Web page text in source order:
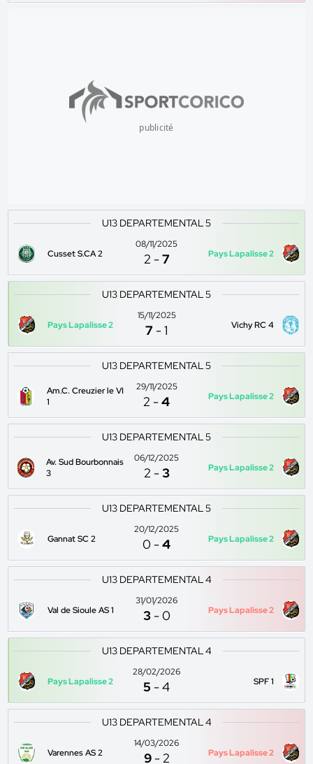
publicité
U13 DEPARTEMENTAL 5
Cusset S.CA 2
08/11/2025
2 -7 Pays Lapalisse 2
U13 DEPARTEMENTAL 5
Pays Lapalisse 2
15/11/2025
7 -1 Vichy RC 4
U13 DEPARTEMENTAL 5
Am.C. Creuzier le VI
1
29/11/2025
2 -4 Pays Lapalisse 2
U13 DEPARTEMENTAL 5
Av. Sud Bourbonnais
3
06/12/2025
2 -3 Pays Lapalisse 2
U13 DEPARTEMENTAL 5
Gannat SC 2
20/12/2025
0 -4 Pays Lapalisse 2
U13 DEPARTEMENTAL 4
Val de Sioule AS 1
31/01/2026
3 -0 Pays Lapalisse 2
U13 DEPARTEMENTAL 4
Pays Lapalisse 2
28/02/2026
5 -4 SPF 1
U13 DEPARTEMENTAL 4
Varennes AS 2
14/03/2026
9 -2 Pays Lapalisse 2